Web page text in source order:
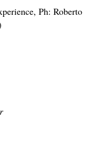
Ph: Roberto